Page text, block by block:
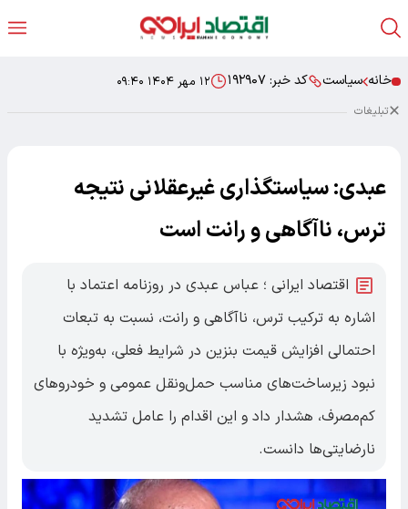
خانه سیاست کد خبر: ۱۹۲۹۰۷ ۱۲ مهر ۱۴۰۴ ۰۹:۴۰
تبلیغات
عبدی: سیاستگذاری غیرعقلانی نتیجه
ترس، ناآگاهی و رانت است
اقتصاد ایرانی ؛ عباس عبدی در روزنامه اعتماد با
اشاره به ترکیب ترس، ناآگاهی و رانت، نسبت به تبعات
احتمالی افزایش قیمت بنزین در شرایط فعلی، به‌ویژه با
نبود زیرساخت‌های مناسب حمل‌ونقل عمومی و خودروهای
کم‌مصرف، هشدار داد و این اقدام را عامل تشدید
نارضایتی‌ها دانست.